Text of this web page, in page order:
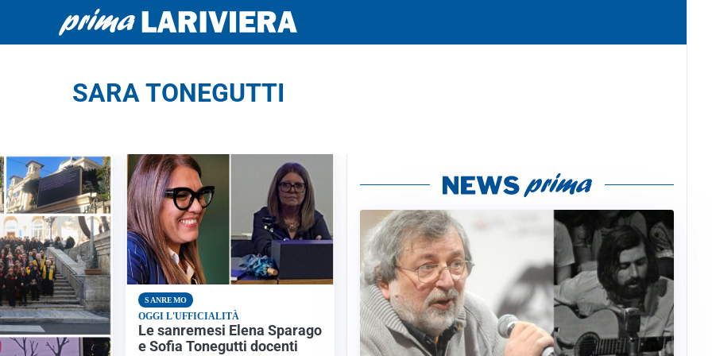
SARA TONEGUTTI
SANREMO
OGGI L'UFFICIALITÀ
Le sanremesi Elena Sparago
e Sofia Tonegutti docenti